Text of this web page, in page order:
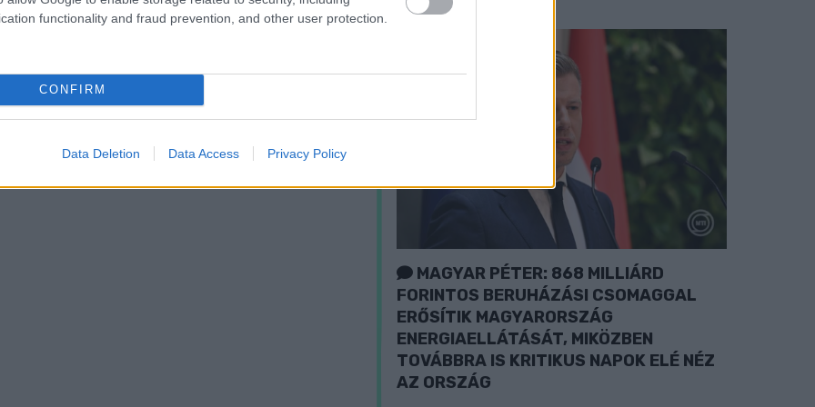
functionality and fraud prevention, and other user protection.
CONFIRM
Data Deletion Data Access Privacy Policy
MAGYAR PÉTER: 868 MILLIÁRD
FORINTOS BERUHÁZÁSI CSOMAGGAL
ERŐSÍTIK MAGYARORSZÁG
ENERGIAELLÁTÁSÁT, MIKÖZBEN
TOVÁBBRA IS KRITIKUS NAPOK ELÉ NÉZ
AZ ORSZÁG